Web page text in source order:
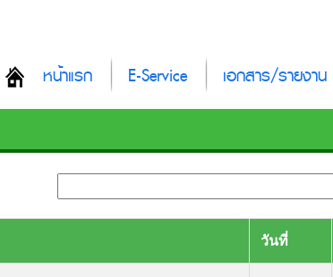
หน้าแรก E-Service เอกสาร/รายงาน
วันที่